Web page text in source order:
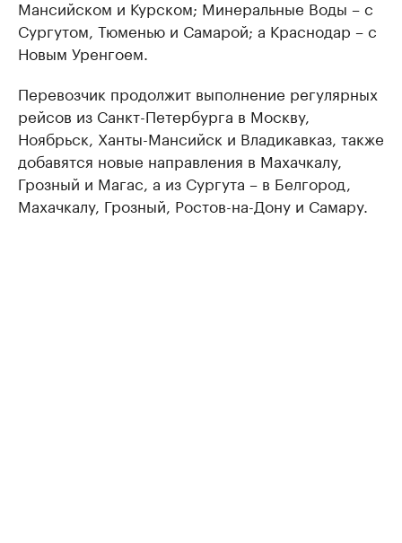
Мансийском и Курском; Минеральные Воды – с
Сургутом, Тюменью и Самарой; а Краснодар – с
Новым Уренгоем.
Перевозчик продолжит выполнение регулярных
рейсов из Санкт-Петербурга в Москву,
Ноябрьск, Ханты-Мансийск и Владикавказ, также
добавятся новые направления в Махачкалу,
Грозный и Магас, а из Сургута – в Белгород,
Махачкалу, Грозный, Ростов-на-Дону и Самару.